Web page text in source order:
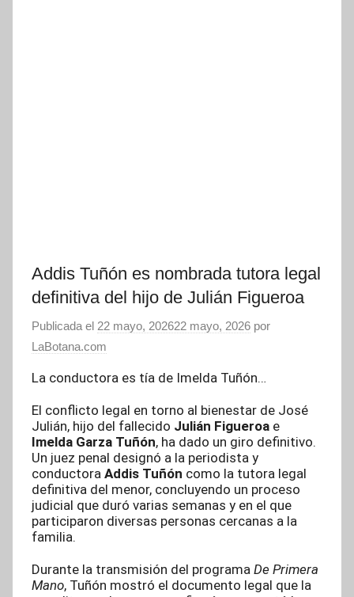
Addis Tuñón es nombrada tutora legal
definitiva del hijo de Julián Figueroa
Publicada el 22 mayo, 202622 mayo, 2026 por
LaBotana.com
La conductora es tía de Imelda Tuñón…
El conflicto legal en torno al bienestar de José
Julián, hijo del fallecido Julián Figueroa e
Imelda Garza Tuñón, ha dado un giro definitivo.
Un juez penal designó a la periodista y
conductora Addis Tuñón como la tutora legal
definitiva del menor, concluyendo un proceso
judicial que duró varias semanas y en el que
participaron diversas personas cercanas a la
familia.
Durante la transmisión del programa De Primera
Mano, Tuñón mostró el documento legal que la